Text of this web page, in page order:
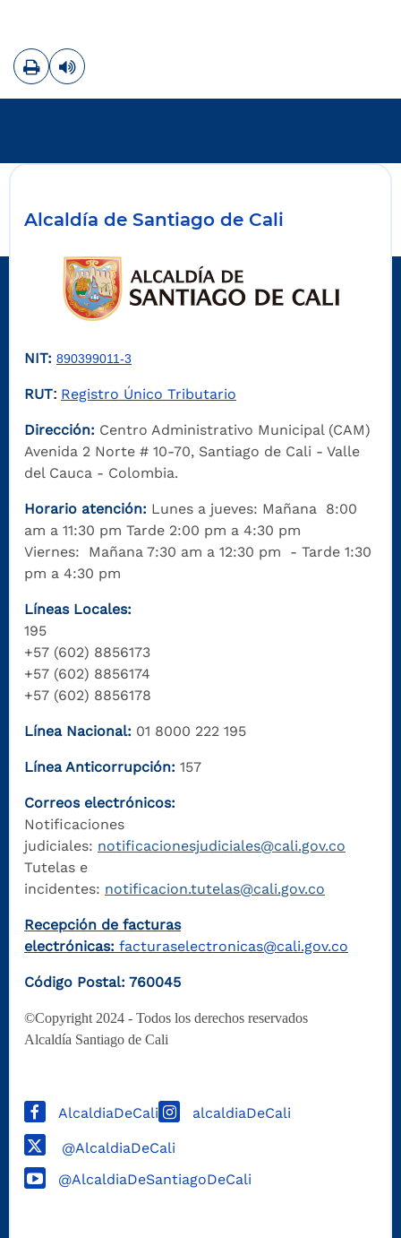
ImprimirLeer contenido
Alcaldía de Santiago de Cali
NIT: 890399011-3
RUT: Registro Único Tributario
Dirección: Centro Administrativo Municipal (CAM)
Avenida 2 Norte # 10-70, Santiago de Cali - Valle
del Cauca - Colombia.
Horario atención: Lunes a jueves: Mañana 8:00
am a 11:30 pm Tarde 2:00 pm a 4:30 pm
Viernes: Mañana 7:30 am a 12:30 pm - Tarde 1:30
pm a 4:30 pm
Líneas Locales:
195
+57 (602) 8856173
+57 (602) 8856174
+57 (602) 8856178
Línea Nacional: 01 8000 222 195
Línea Anticorrupción: 157
Correos electrónicos:
Notificaciones
judiciales: notificacionesjudiciales@cali.gov.co
Tutelas e
incidentes: notificacion.tutelas@cali.gov.co
Recepción de facturas
electrónicas: facturaselectronicas@cali.gov.co
Código Postal: 760045
©Copyright 2024 - Todos los derechos reservados
Alcaldía Santiago de Cali
AlcaldiaDeCali alcaldiaDeCali
@AlcaldiaDeCali
@AlcaldiaDeSantiagoDeCali